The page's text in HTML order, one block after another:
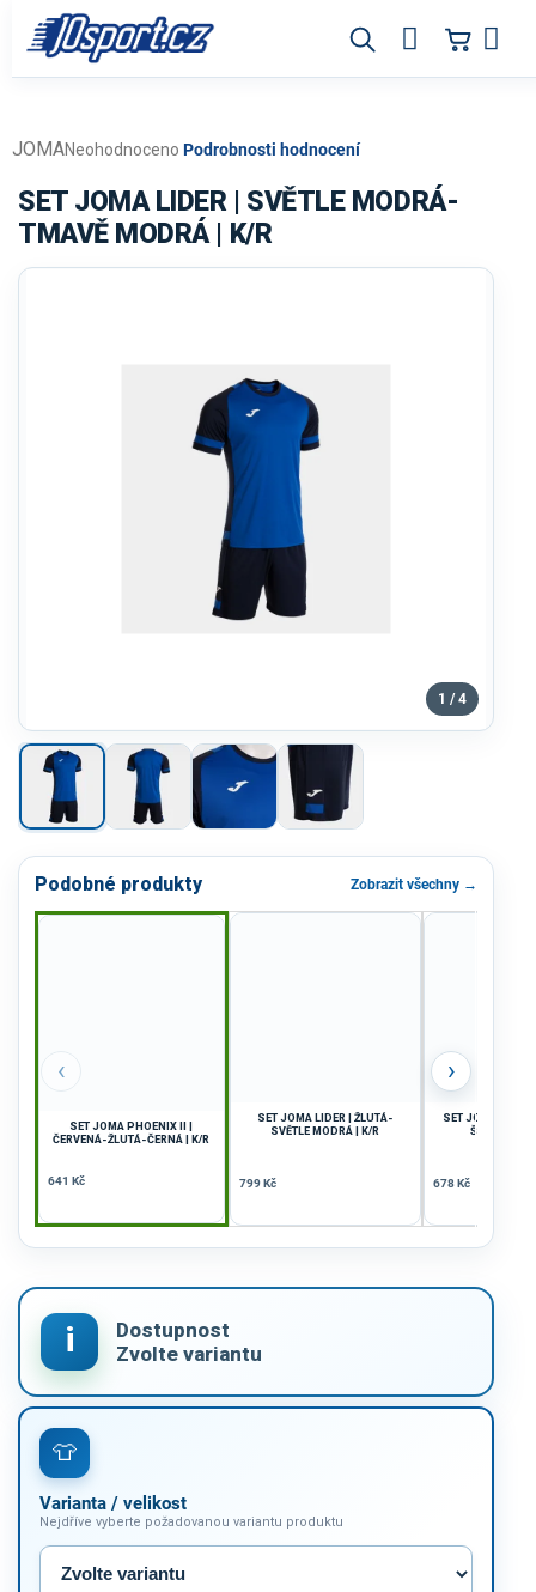
obsah
Průměrné
produktu
0,0
Neohodnoceno Podrobnosti hodnocení
JOMA
SET JOMA LIDER | SVĚTLE MODRÁ-
TMAVĚ MODRÁ | K/R
1 / 4
Podobné produkty Zobrazit všechny →
‹
SET JOMA PHOENIX II |
ČERVENÁ-ŽLUTÁ-ČERNÁ | K/R
641 Kč
SET JOMA LIDER | ŽLUTÁ-
SVĚTLE MODRÁ | K/R
799 Kč
SET JOMA
ŠEDÁ-
678 Kč
›
Varianta / velikost
Nejdříve vyberte požadovanou variantu produktu